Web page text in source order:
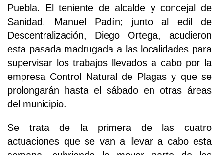
Puebla. El teniente de alcalde y concejal de
Sanidad, Manuel Padín; junto al edil de
Descentralización, Diego Ortega, acudieron
esta pasada madrugada a las localidades para
supervisar los trabajos llevados a cabo por la
empresa Control Natural de Plagas y que se
prolongarán hasta el sábado en otras áreas
del municipio.
Se trata de la primera de las cuatro
actuaciones que se van a llevar a cabo esta